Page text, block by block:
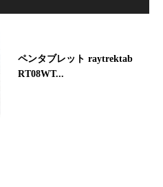
ペンタブレット raytrektab
RT08WT...